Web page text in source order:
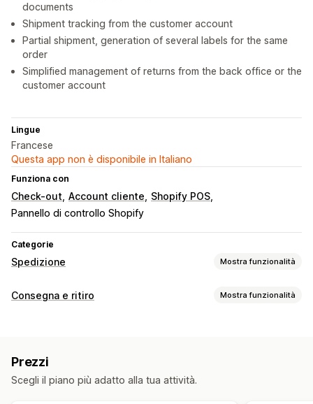
documents
Shipment tracking from the customer account
Partial shipment, generation of several labels for the same
order
Simplified management of returns from the back office or the
customer account
Lingue
Francese
Questa app non è disponibile in Italiano
Funziona con
Check-out Account cliente
Shopify POS
Pannello di controllo Shopify
Categorie
Spedizione Mostra funzionalità
Etichette e imballaggio
Gestione delle spedizioni
Consegna e ritiro Mostra funzionalità
Prezzi
Scegli il piano più adatto alla tua attività.